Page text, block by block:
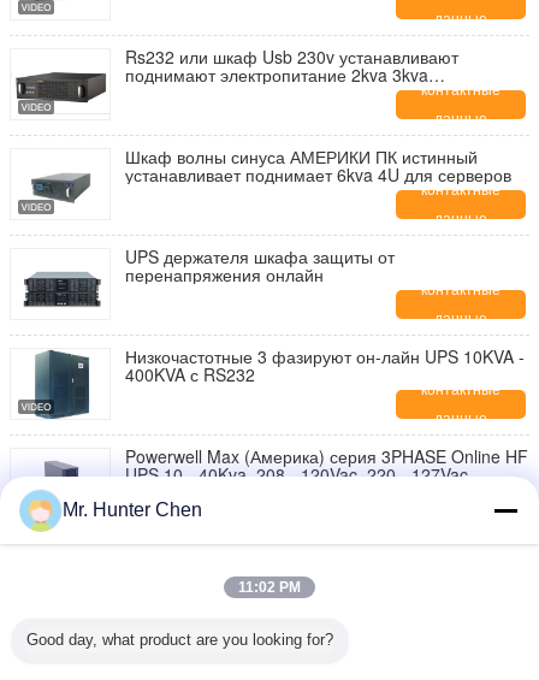
данные
Rs232 или шкаф Usb 230v устанавливают
поднимают электропитание 2kva 3kva
контактные
данные
Шкаф волны синуса АМЕРИКИ ПК истинный
устанавливает поднимает 6kva 4U для серверов
контактные
данные
UPS держателя шкафа защиты от
перенапряжения онлайн
контактные
данные
Низкочастотные 3 фазируют он-лайн UPS 10KVA -
400KVA с RS232
контактные
данные
Powerwell Max (Америка) серия 3PHASE Online HF
UPS 10 - 40Kva, 208 - 120Vac, 220 - 127Vac
поднимает 10-40kva 190vac /208Vac с PFC для
центров обработки информации среднего
Powerwell (Америка) X серия Онлайн HF UPS 10-
Mr. Hunter Chen
11:02 PM
Good day, what product are you looking for?